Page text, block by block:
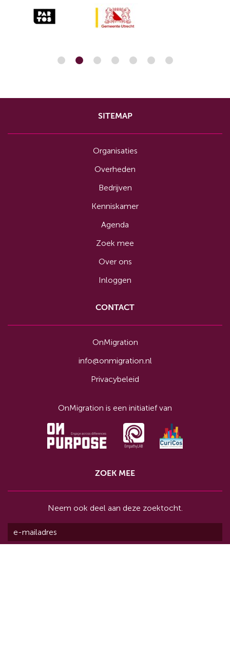
SITEMAP
Organisaties
Overheden
Bedrijven
Kenniskamer
Agenda
Zoek mee
Over ons
Inloggen
CONTACT
OnMigration
info@onmigration.nl
Privacybeleid
OnMigration is een initiatief van
ZOEK MEE
Neem ook deel aan deze zoektocht.